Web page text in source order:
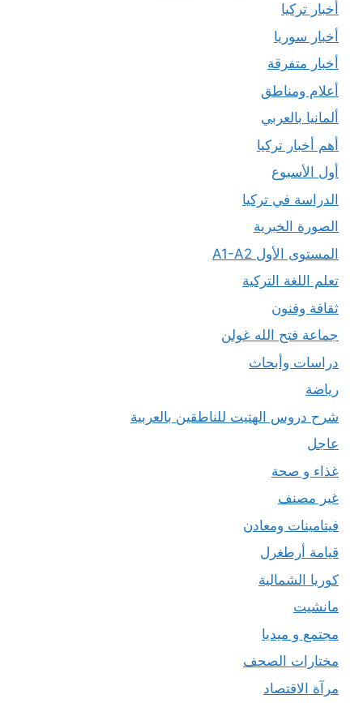
أخبار تركيا
أخبار سوريا
أخبار متفرقة
أعلام ومناطق
ألمانيا بالعربي
أهم أخبار تركيا
أول الأسبوع
الدراسة في تركيا
الصورة الخبرية
المستوى الأول A1-A2
تعلم اللغة التركية
ثقافة وفنون
جماعة فتح الله غولن
دراسات وأبحاث
رياضة
شرح دروس الهتيت للناطقين بالعربية
عاجل
غذاء و صحة
غير مصنف
فيتامينات ومعادن
قيامة أرطغرل
كوريا الشمالية
مانشيت
مجتمع و ميديا
مختارات الصحف
مرآة الاقتصاد